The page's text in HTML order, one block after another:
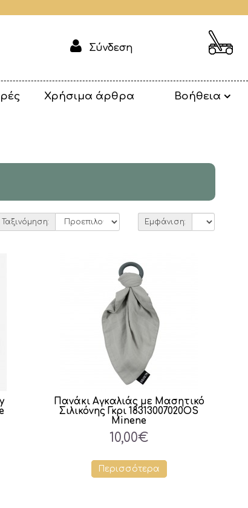
Σύνδεση
Χρήσιμα άρθρα Βοήθεια
Εμφάνιση:
Ταξινόμηση:
Πανάκι Αγκαλιάς με Μασητικό
Σιλικόνης Γκρι 18313007020OS
Minene
10,00€
Περισσότερα